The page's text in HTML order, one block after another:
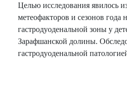
Целью исследования явилось
метеофакторов и сезонов года
гастродуоденальной зоны у
Зарафшанской долины.
гастродуоденальной
показала, что в условиях
климата Узбекистана
наблюдается в основном в